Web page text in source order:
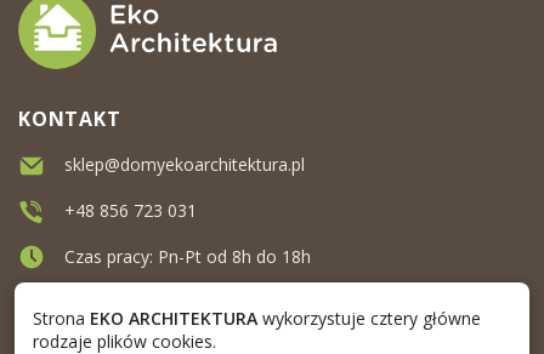
KONTAKT
sklep@domyekoarchitektura.pl
+48 856 723 031
Czas pracy: Pn-Pt od 8h do 18h
Strona EKO ARCHITEKTURAwykorzystuje cztery główne
rodzaje plików cookies.